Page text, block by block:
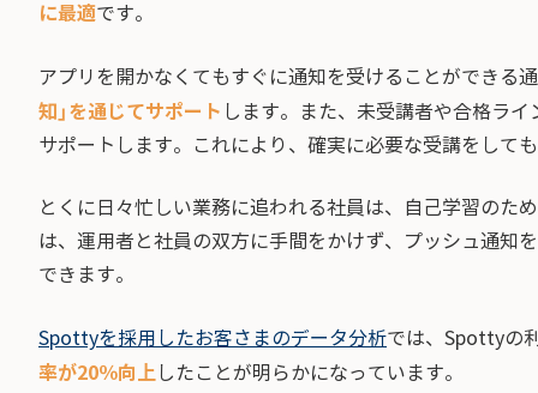
に最適です。
アプリを開かなくてもすぐに通知を受けることができる
知」を通じてサポート します。また、未受講者や合格ラ
サポートします。これにより、確実に必要な受講をして
とくに日々忙しい業務に追われる社員は、自己学習の
は、運用者と社員の双方に手間をかけず、プッシュ通知
できます。
Spottyを採用したお客さまのデータ分析では、Spottyの
率が20％向上 したことが明らかになっています。